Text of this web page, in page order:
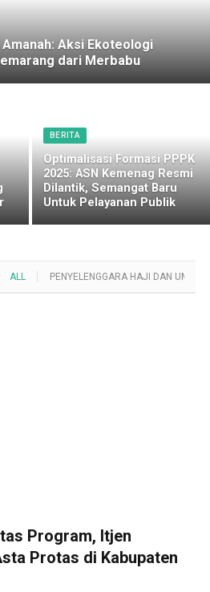
Aksi Ekoteologi
dari Merbabu
BERITA
Optimalisasi Formasi PPPK
2025: ASN Kemenag Resmi
Dilantik, Semangat Baru
Untuk Pelayanan Publik
ALL PENYELENGGARA HAJI DAN UMROH
Program, Itjen
Protas di Kabupaten